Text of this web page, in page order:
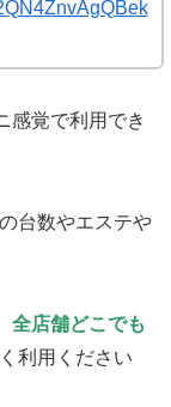
感覚で利用でき
台数やエステや
全店舗どこでも
利用ください